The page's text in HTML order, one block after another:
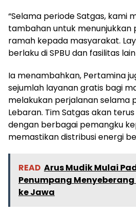
“Selama periode Satgas, kami
tambahan untuk menunjukkan
ramah kepada masyarakat.
berlaku di SPBU dan fasilitas
Ia menambahkan, Pertamina
sejumlah layanan gratis bagi
melakukan perjalanan selama
Lebaran. Tim Satgas akan
dengan berbagai pemangku
memastikan distribusi energi
READ Arus Mudik Mulai
Penumpang
ke Jawa